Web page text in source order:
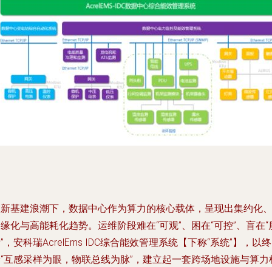
基建浪潮下，数据中心作为算力的核心载体，呈现出集约化、
化与高能耗化趋势。运维阶段难在“可观”、困在“可控”、盲在“
，安科瑞AcrelEms IDC综合能效管理系统【下称“系统”】，以终
互感采样为眼，物联总线为脉”，建立起一套跨场地设施与算力